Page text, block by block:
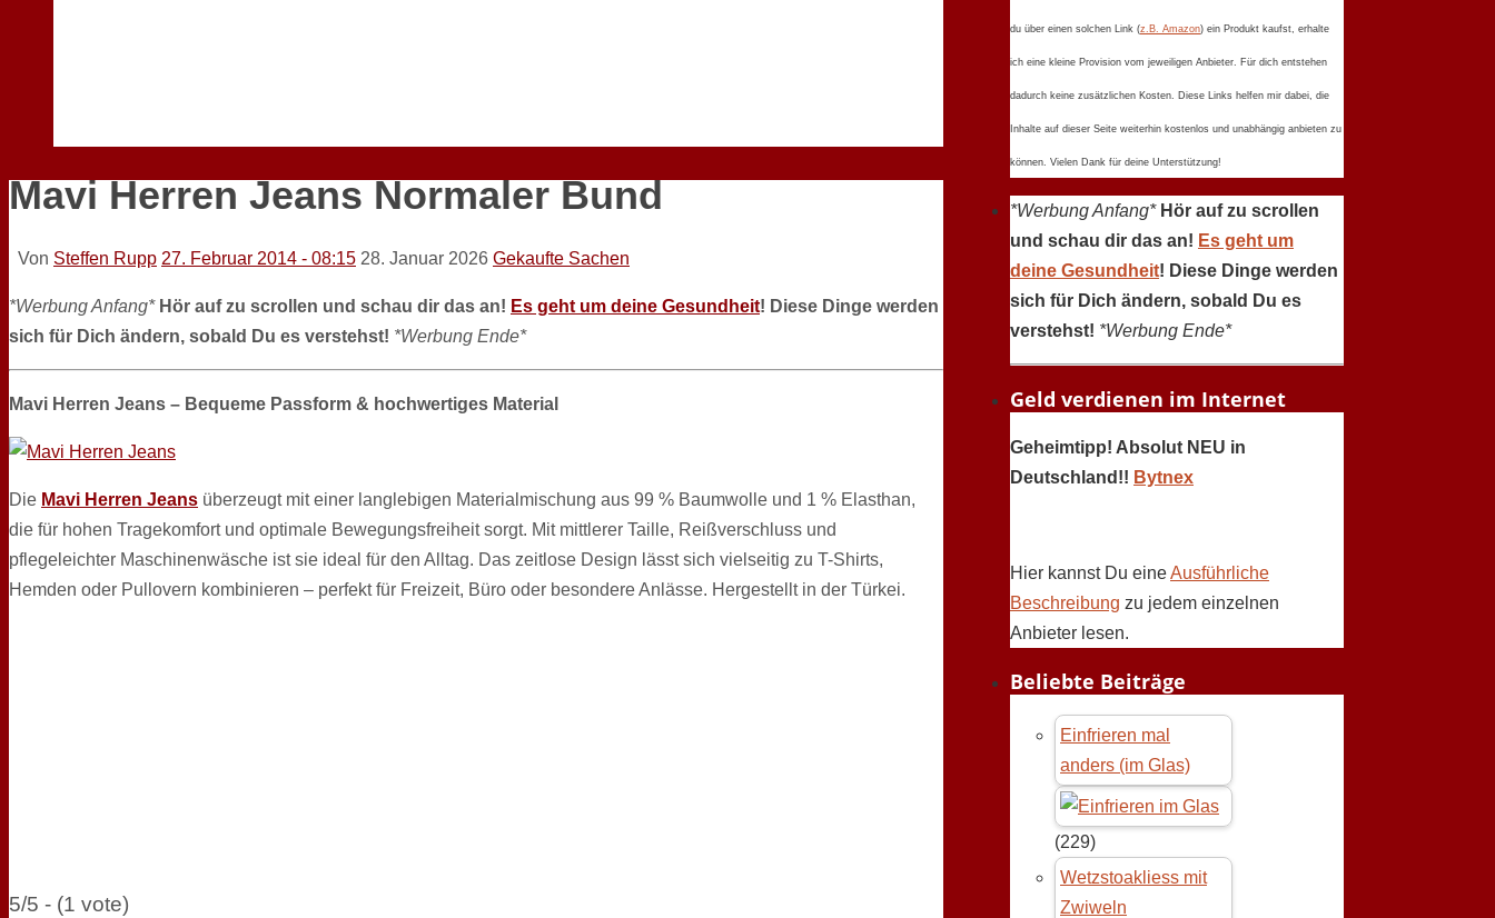
Mavi Herren Jeans Normaler Bund
Von Steffen Rupp 27. Februar 2014 - 08:15 28. Januar 2026 Gekaufte Sachen
*Werbung Anfang* Hör auf zu scrollen und schau dir das an! Es geht um deine Gesundheit! Diese Dinge werden
sich für Dich ändern, sobald Du es verstehst! *Werbung Ende*
Mavi Herren Jeans – Bequeme Passform & hochwertiges Material
Die Mavi Herren Jeans überzeugt mit einer langlebigen Materialmischung aus 99 % Baumwolle und 1 % Elasthan,
die für hohen Tragekomfort und optimale Bewegungsfreiheit sorgt. Mit mittlerer Taille, Reißverschluss und
pflegeleichter Maschinenwäsche ist sie ideal für den Alltag. Das zeitlose Design lässt sich vielseitig zu T-Shirts,
Hemden oder Pullovern kombinieren – perfekt für Freizeit, Büro oder besondere Anlässe. Hergestellt in der Türkei.
5/5 - (1 vote)
du über einen solchen Link (z.B. Amazon) ein Produkt kaufst, erhalte
ich eine kleine Provision vom jeweiligen Anbieter. Für dich entstehen
dadurch keine zusätzlichen Kosten. Diese Links helfen mir dabei, die
Inhalte auf dieser Seite weiterhin kostenlos und unabhängig anbieten zu
können. Vielen Dank für deine Unterstützung!
*Werbung Anfang* Hör auf zu scrollen
und schau dir das an! Es geht um
deine Gesundheit! Diese Dinge werden
sich für Dich ändern, sobald Du es
verstehst! *Werbung Ende*
Geld verdienen im Internet
Geheimtipp! Absolut NEU in
Deutschland!! Bytnex
Hier kannst Du eineAusführliche
Beschreibung zu jedem einzelnen
Anbieter lesen.
Beliebte Beiträge
Einfrieren mal
anders (im Glas)
(229)
Wetzstoakliess mit
Zwiweln